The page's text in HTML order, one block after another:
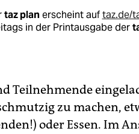
taz planerscheint auftaz.de/
in der Printausgabe der
Teilnehmende
zu machen,
oder Essen. Im